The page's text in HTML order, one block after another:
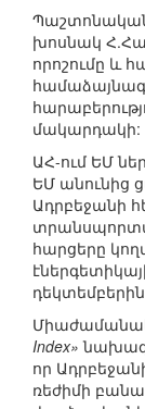
Պաշտոնական
խոսնակ
որոշումը և
մակարդակի:
ԱՀ-ում ԵՄ
ԵՄ անունից
Ադրբեջանի
հարցերը
Index»
որ
ռեժիմի